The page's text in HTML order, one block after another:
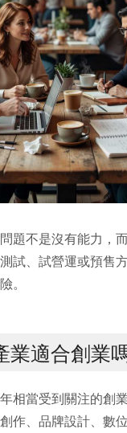
題不是沒有能力，
試、試營運或預售
。
業適合創業
相當受到關注的創
作、品牌設計、數